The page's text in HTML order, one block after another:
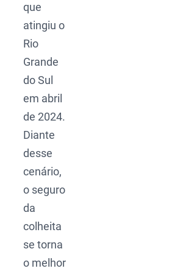
que
atingiu o
Rio
Grande
do Sul
em abril
de 2024.
Diante
desse
cenário,
o seguro
da
colheita
se torna
o melhor